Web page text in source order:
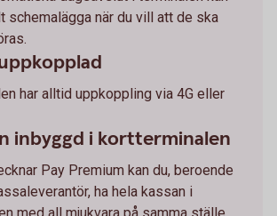
schemalägga när du vill att de ska
har alltid uppkoppling via 4G eller
inbyggd i kortterminalen
Pay Premium kan du, beroende
ha hela kassan i